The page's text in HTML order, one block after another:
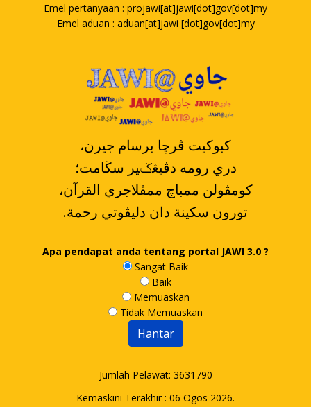
Emel pertanyaan : projawi[at]jawi[dot]gov[dot]my
Emel aduan : aduan[at]jawi [dot]gov[dot]my
،کبوکيت ڤرچا برسام جيرن
دري رومه دڤيڠݢير سڬامت؛
،کومڤولن ممباچ ممڤلاجري القرآن
.تورون سکينة دان دليڤوتي رحمة
Apa pendapat anda tentang portal JAWI 3.0 ?
Sangat Baik
Baik
Memuaskan
Tidak Memuaskan
Jumlah Pelawat: 3631790
Kemaskini Terakhir : 06 Ogos 2026.